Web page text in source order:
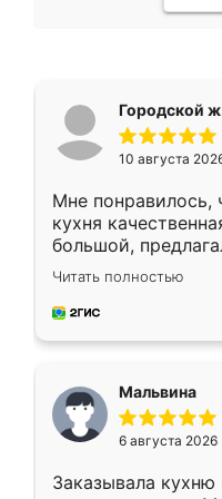
Городской
10 августа
Мне понравилось,
кухня
большой,
Ждал меньше
руками. По цене
Рекомендую!
Читать полностью
Мальвина
6 августа 2026
Заказывала кухню